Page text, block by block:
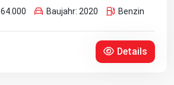
64.000 Baujahr: 2020 Benzin
Details